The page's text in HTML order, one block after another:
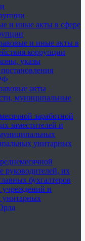
и иные акты в сфере
и иные акты в
коррупции
указы
акты
муниципальные
заработной
заместителей и
унитарных
руководителей, их
бухгалтеров
и